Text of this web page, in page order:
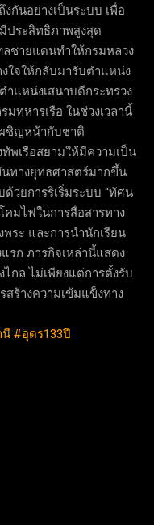
กันอย่างเป็นระบบ เพื่อ
ประสิทธิภาพสูงสุด
ชายแดนทำให้กรมหลวง
ใจให้กลับมารับตำแหน่ง
ำแหน่งเสนาบดีกระทรวง
ทหารเรือ ในช่วงเวลานี้
ชิญหน้ากับชาติ
พเรือสยามให้มีความเป็น
ทางยุทธศาสตร์มากขึ้น
วยการริเริ่มระบบ “ทัศน
มไฟในการสื่อสารทาง
ระ และการนำนักเรียน
รก ภารกิจเหล่านี้แสดง
กล ไม่เพียงแต่การตั้งรับ
สร้างความเข้มแข็งทาง
นี#อุดร133ปี